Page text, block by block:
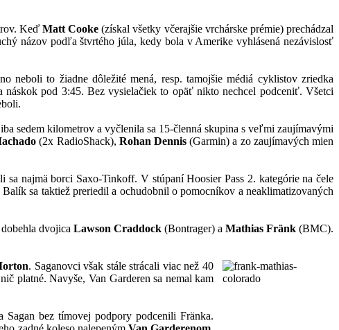
KeďMatt Cooke (získal všetky včerajšie vrchárske prémie) prechádzal
názov podľa štvrtého júla, kedy bola v Amerike vyhlásená nezávislosť
neboli to žiadne dôležité mená, resp. tamojšie médiá cyklistov zriedka
pod 3:45. Bez vysielačiek to opäť nikto nechcel podceniť. Všetci
sedem kilometrov a vyčlenila sa 15-členná skupina s veľmi zaujímavými
(2x RadioShack), Rohan Dennis (Garmin) a zo zaujímavých mien
najmä borci Saxo-Tinkoff. V stúpaní Hoosier Pass 2. kategórie na čele
sa taktiež preriedil a ochudobnil o pomocníkov a neaklimatizovaných
dvojica Lawson Craddock(Bontrager) a Mathias Fränk (BMC).
. Saganovci však stále strácali viac než 40
platné. Navyše, Van Garderen sa nemal kam
Sagan bez tímovej podpory podcenili Fränka.